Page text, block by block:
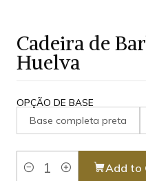
Cadeira de
Huelva
OPÇÃO DE BASE
Base completa preta
Quantity
Add to